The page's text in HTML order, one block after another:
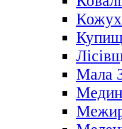
Мала